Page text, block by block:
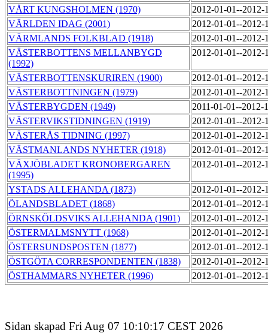
VÅRT KUNGSHOLMEN (1970)
2012-01-01--
VÄRLDEN IDAG (2001)
2012-01-01--
VÄRMLANDS FOLKBLAD (1918)
2012-01-01--
VÄSTERBOTTENS MELLANBYGD
(1992)
2012-01-01--
VÄSTERBOTTENSKURIREN (1900)
2012-01-01--
VÄSTERBOTTNINGEN (1979)
2012-01-01--
VÄSTERBYGDEN (1949)
2011-01-01--2012-
VÄSTERVIKSTIDNINGEN (1919)
2012-01-01--
VÄSTERÅS TIDNING (1997)
2012-01-01--
VÄSTMANLANDS NYHETER (1918)
2012-01-01--
VÄXJÖBLADET KRONOBERGAREN
(1995)
2012-01-01--
YSTADS ALLEHANDA (1873)
2012-01-01--
ÖLANDSBLADET (1868)
2012-01-01--
ÖRNSKÖLDSVIKS ALLEHANDA (1901)
2012-01-01--
ÖSTERMALMSNYTT (1968)
2012-01-01--
ÖSTERSUNDSPOSTEN (1877)
2012-01-01--
ÖSTGÖTA CORRESPONDENTEN (1838)
2012-01-01--
ÖSTHAMMARS NYHETER (1996)
2012-01-01--
Sidan skapad Fri Aug 07 10:10:17 CEST 2026